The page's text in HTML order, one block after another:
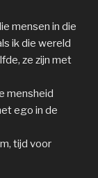
mensen in die
ik die wereld
ze zijn met
mensheid
ego in de
tijd voor